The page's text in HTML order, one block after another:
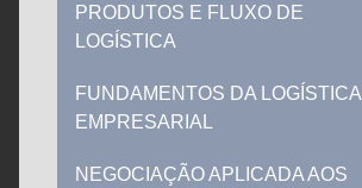
PRODUTOS E FLUXO DE
LOGÍSTICA
FUNDAMENTOS DA LOGÍSTICA
EMPRESARIAL
NEGOCIAÇÃO APLICADA AOS